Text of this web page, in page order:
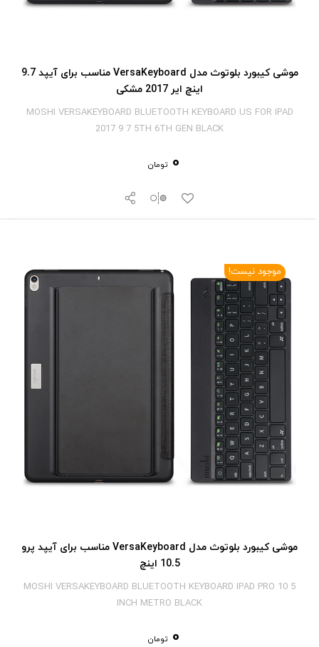
موشی کیبورد بلوتوث مدل VersaKeyboard مناسب برای آیپد 9.7
اینچ ایر 2017 مشکی
MOSHI VERSAKEYBOARD BLUETOOTH KEYBOARD US FOR IPAD
2017 9 7 5TH 6TH GEN BLACK
0 تومان
موجود نیست!
موشی کیبورد بلوتوث مدل VersaKeyboard مناسب برای آیپد پرو
10.5 اینچ
MOSHI VERSAKEYBOARD BLUETOOTH KEYBOARD IPAD PRO 10 5
INCH METRO BLACK
0 تومان